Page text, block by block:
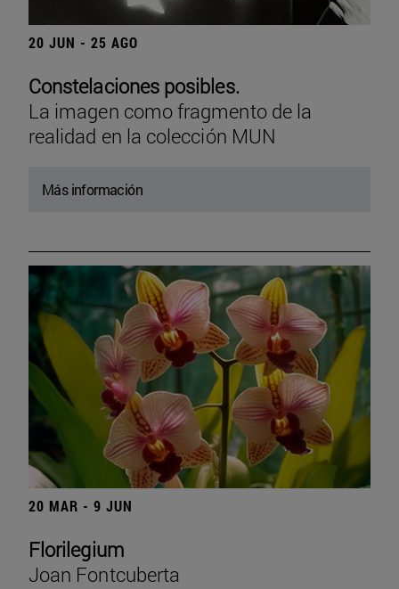
20 JUN - 25 AGO
Constelaciones posibles.
La imagen como fragmento de la
realidad en la colección MUN
Más información
20 MAR - 9 JUN
Florilegium
Joan Fontcuberta